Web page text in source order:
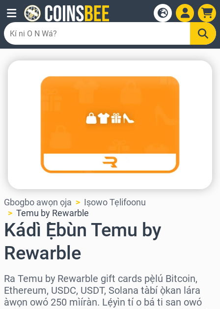
Gbogbo awọn ọja
Iṣowo Tẹlifoonu
Temu by Rewarble
Kádì Ẹ̀bùn Temu by
Rewarble
Ra Temu by Rewarble gift cards pẹ̀lú Bitcoin,
Ethereum, USDC, USDT, Solana tàbí ọ̀kan lára
àwọn owó 250 mìíràn. Lẹ́yìn tí o bá ti san owó